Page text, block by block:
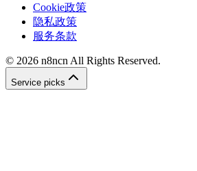
Cookie政策
隐私政策
服务条款
© 2026 n8ncn All Rights Reserved.
Service picks